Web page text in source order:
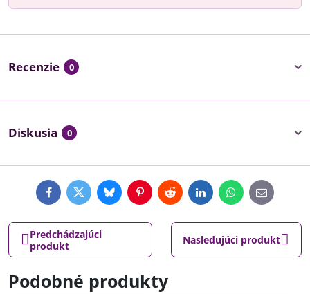
Recenzie 0
Diskusia 0
FacebookTwitterBlueskyPinterestRedditLinkedInWhatsApp
E-
mail
Predchádzajúci
produkt
Nasledujúci produkt
Podobné produkty